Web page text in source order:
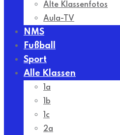
Alte Klassenfotos
Aula-TV
NMS
Fußball
Sport
Alle Klassen
1a
1b
1c
2a